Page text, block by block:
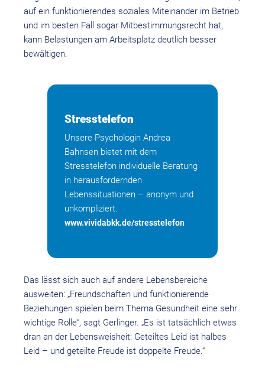
auf ein funktionierendes soziales Miteinander im Betrieb
und im besten Fall sogar Mitbestimmungsrecht hat,
kann Belastungen am Arbeitsplatz deutlich besser
bewältigen.
Stresstelefon
Unsere Psychologin Andrea
Bahnsen bietet mit dem
Stresstelefon individuelle Beratung
in herausfordernden
Lebenssituationen – anonym und
unkompliziert.
www.vividabkk.de/stresstelefon
Das lässt sich auch auf andere Lebensbereiche
ausweiten: „Freundschaften und funktionierende
Beziehungen spielen beim Thema Gesundheit eine sehr
wichtige Rolle“, sagt Gerlinger. „Es ist tatsächlich etwas
dran an der Lebensweisheit: Geteiltes Leid ist halbes
Leid – und geteilte Freude ist doppelte Freude.“